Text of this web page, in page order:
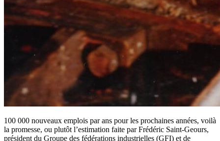
100 000 nouveaux emplois par ans pour les prochaines années, voilà
la promesse, ou plutôt l’estimation faite par Frédéric Saint-Geours,
président du Groupe des fédérations industrielles (GFI) et de